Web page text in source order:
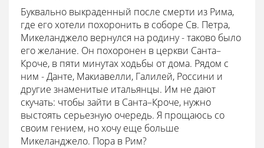
Буквально выкраденный после смерти из Рима,
где его хотели похоронить в соборе Св. Петра,
Микеланджело вернулся на родину - таково было
его желание. Он похоронен в церкви Санта–
Кроче, в пяти минутах ходьбы от дома. Рядом с
ним - Данте, Макиавелли, Галилей, Россини и
другие знаменитые итальянцы. Им не дают
скучать: чтобы зайти в Санта–Кроче, нужно
выстоять серьезную очередь. Я прощаюсь со
своим гением, но хочу еще больше
Микеланджело. Пора в Рим?